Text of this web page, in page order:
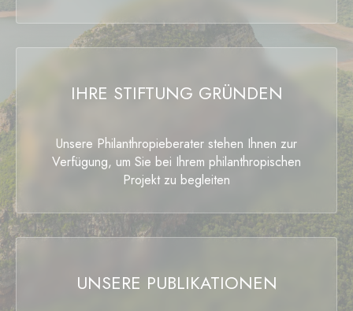
IHRE STIFTUNG GRÜNDEN
Unsere Philanthropieberater stehen Ihnen zur
Verfügung, um Sie bei Ihrem philanthropischen
Projekt zu begleiten
UNSERE PUBLIKATIONEN